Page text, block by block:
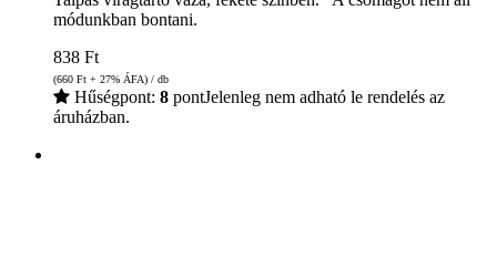
módunkban bontani.
838 Ft
(660 Ft + 27% ÁFA) / db
Hűségpont: 8 pontJelenleg nem adható le rendelés az
áruházban.